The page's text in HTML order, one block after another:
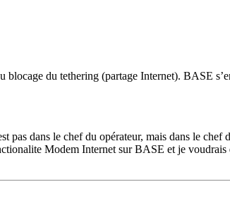
du tethering (partage Internet). BASE
dans le chef du opérateur, mais dans le
Modem Internet sur BASE et je